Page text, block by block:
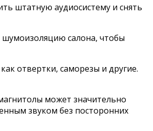
штатную аудиосистему и снять
шумоизоляцию салона, чтобы
отвертки, саморезы и другие.
может значительно
звуком без посторонних